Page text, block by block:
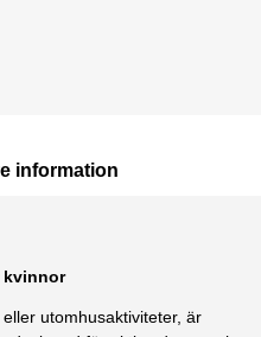
information
kvinnor
utomhusaktiviteter, är